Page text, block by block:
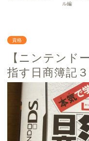
ル編
資格
【ニンテンド
指す日商簿記